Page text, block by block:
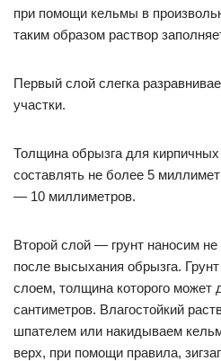
при помощи кельмы в
таким образом раствор
Первый слой слегка
участки.
Толщина обрызга для
составлять не более 5
— 10 миллиметров.
Второй слой — грунт наносим
после высыхания обрызга.
слоем, толщина которого может
сантиметров. Влагостойкий
шпателем или накидываем
верх, при помощи правила,